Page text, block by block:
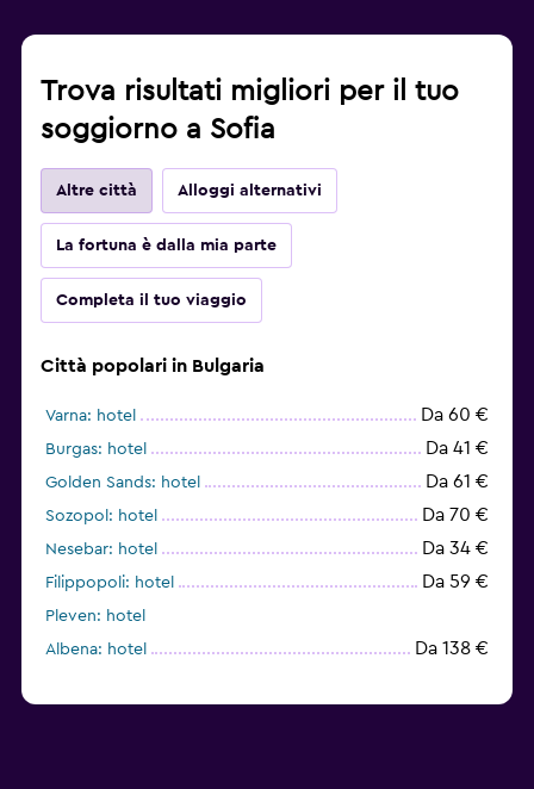
Trova risultati migliori per il tuo
soggiorno a Sofia
Altre città Alloggi alternativi
La fortuna è dalla mia parte
Completa il tuo viaggio
Città popolari in Bulgaria
Varna: hotel Da 60 €
Burgas: hotel Da 41 €
Golden Sands: hotel Da 61 €
Sozopol: hotel Da 70 €
Nesebar: hotel Da 34 €
Filippopoli: hotel Da 59 €
Pleven: hotel
Albena: hotel
Da 138 €